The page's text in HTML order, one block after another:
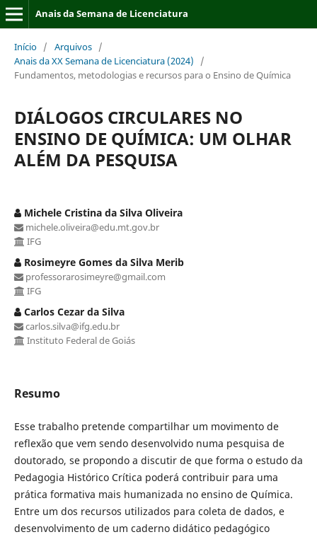
Anais da Semana de Licenciatura
Início / Arquivos /
Anais da XX Semana de Licenciatura (2024)
/
Fundamentos, metodologias e recursos para o Ensino de Química
DIÁLOGOS CIRCULARES NO
ENSINO DE QUÍMICA: UM OLHAR
ALÉM DA PESQUISA
Michele Cristina da Silva Oliveira
michele.oliveira@edu.mt.gov.br
IFG
Rosimeyre Gomes da Silva Merib
professorarosimeyre@gmail.com
IFG
Carlos Cezar da Silva
carlos.silva@ifg.edu.br
Instituto Federal de Goiás
Resumo
Esse trabalho pretende compartilhar um movimento de
reflexão que vem sendo desenvolvido numa pesquisa de
doutorado, se propondo a discutir de que forma o estudo da
Pedagogia Histórico Crítica poderá contribuir para uma
prática formativa mais humanizada no ensino de Química.
Entre um dos recursos utilizados para coleta de dados, e
desenvolvimento de um caderno didático pedagógico